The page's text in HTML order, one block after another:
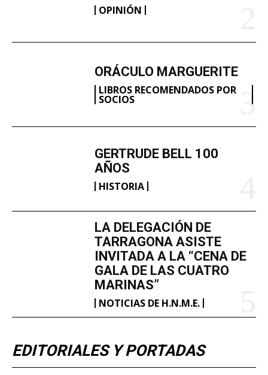
OPINIÓN
ORÁCULO MARGUERITE
LIBROS RECOMENDADOS POR
SOCIOS
GERTRUDE BELL 100
AÑOS
HISTORIA
LA DELEGACIÓN DE
TARRAGONA ASISTE
INVITADA A LA “CENA DE
GALA DE LAS CUATRO
MARINAS”
NOTICIAS DE H.N.M.E.
EDITORIALES Y PORTADAS